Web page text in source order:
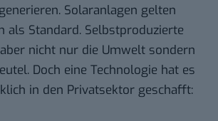
Solaranlagen gelten
als Standard. Selbstproduzierte
nicht nur die Umwelt sondern
Doch eine Technologie hat es
in den Privatsektor geschafft: